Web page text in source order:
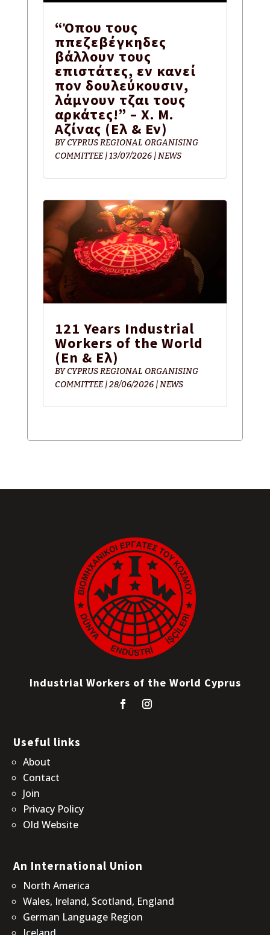
“Όπου τους
ππεζεβέγκηδες
βάλλουν τους
επιστάτες, εν κανεί
πον δουλεύκουσιν,
λάμνουν τζαι τους
αρκάτες!” – Χ. Μ.
Αζίνας (Eλ & Εν)
BYCYPRUS REGIONAL ORGANISING
COMMITTEE|13/07/2026|NEWS
121 Years Industrial
Workers of the World
(En & Ελ)
BYCYPRUS REGIONAL ORGANISING
COMMITTEE|28/06/2026|NEWS
Industrial Workers of the World Cyprus
Useful links
About
Contact
Join
Privacy Policy
Old Website
An International Union
North America
Wales, Ireland, Scotland, England
German Language Region